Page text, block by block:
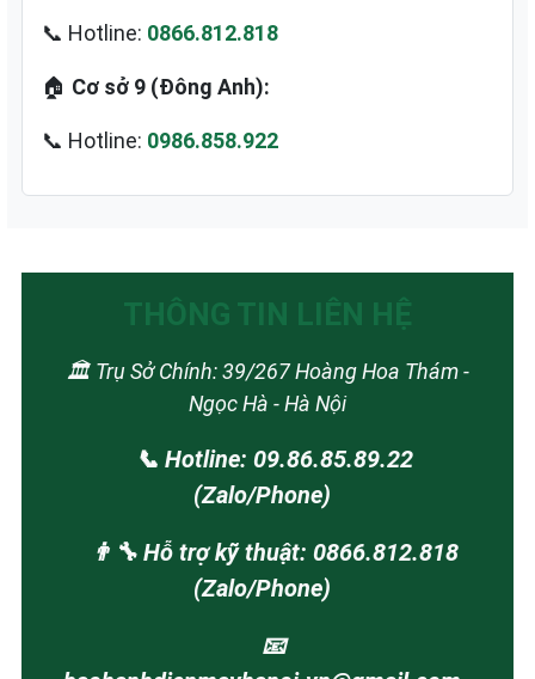
📞 Hotline: 0866.812.818
🏠 Cơ sở 9 (Đông Anh):
📞 Hotline: 0986.858.922
THÔNG TIN LIÊN HỆ
🏛️ Trụ Sở Chính: 39/267 Hoàng Hoa Thám -
Ngọc Hà - Hà Nội
📞 Hotline: 09.86.85.89.22
(Zalo/Phone)
👨‍🔧 Hỗ trợ kỹ thuật: 0866.812.818
(Zalo/Phone)
📧